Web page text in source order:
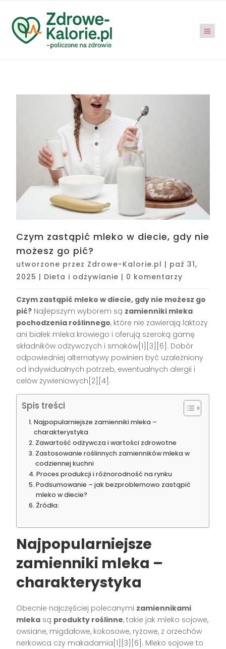
Czym zastąpić mleko w diecie, gdy nie
możesz go pić?
utworzone przez Zdrowe-Kalorie.pl | paź 31,
2025 | Dieta i odżywianie | 0 komentarzy
Czym zastąpić mleko w diecie, gdy nie możesz go
pić? Najlepszym wyborem są zamienniki mleka
pochodzenia roślinnego, które nie zawierają laktozy
ani białek mleka krowiego i oferują szeroką gamę
składników odżywczych i smaków[1][3][6]. Dobór
odpowiedniej alternatywy powinien być uzależniony
od indywidualnych potrzeb, ewentualnych alergii i
celów żywieniowych[2][4].
Spis treści
Najpopularniejsze zamienniki mleka –
charakterystyka
Zawartość odżywcza i wartości zdrowotne
Zastosowanie roślinnych zamienników mleka w
codziennej kuchni
Proces produkcji i różnorodność na rynku
Podsumowanie – jak bezproblemowo zastąpić
mleko w diecie?
Źródła:
Najpopularniejsze
zamienniki mleka –
charakterystyka
Obecnie najczęściej polecanymi zamiennikami
mleka są produkty roślinne, takie jak mleko sojowe,
owsiane, migdałowe, kokosowe, ryżowe, z orzechów
nerkowca czy makadamia[1][3][6]. Mleko sojowe to